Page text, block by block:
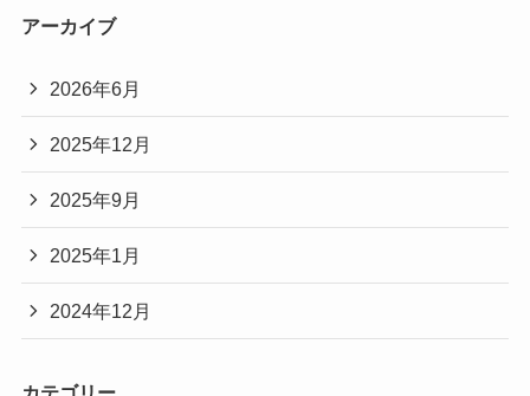
アーカイブ
2026年6月
2025年12月
2025年9月
2025年1月
2024年12月